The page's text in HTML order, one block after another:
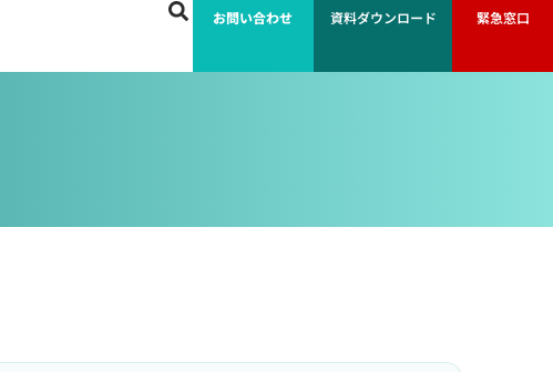
お問い合わせ 資料ダウンロード 緊急窓口